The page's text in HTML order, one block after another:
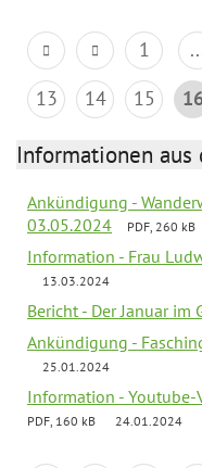
1
13
14 15
Informationen aus
Ankündigung -
03.05.2024
PDF, 260 kB
Information - Frau
13.03.2024
Bericht - Der Januar im
Ankündigung -
25.01.2024
Information -
PDF, 160 kB 24.01.2024